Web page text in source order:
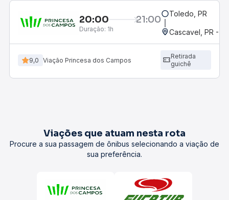
20:00 21:00
Duração: 1h
Toledo, PR
Cascavel, PR -
9,0 Viação Princesa dos Campos
Retirada
guichê
Viações que atuam nesta rota
Procure a sua passagem de ônibus selecionando a viação de
sua preferência.